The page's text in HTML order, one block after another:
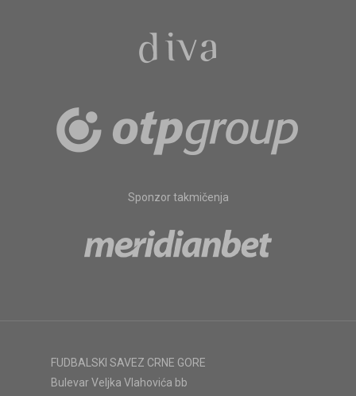
Sponzor takmičenja
FUDBALSKI SAVEZ CRNE GORE
Bulevar Veljka Vlahovića bb